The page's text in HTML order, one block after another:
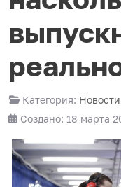
Категория: Новости
Создано: 18 марта